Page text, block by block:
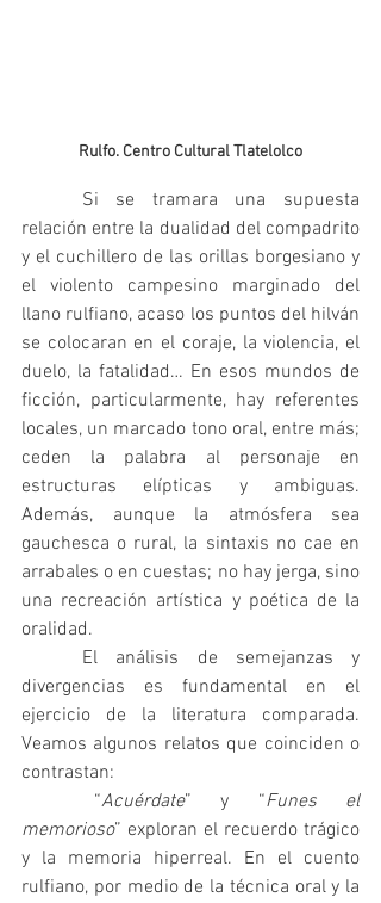
Rulfo. Centro Cultural Tlatelolco
relación entre la dualidad del compadrito
y el cuchillero de las orillas borgesiano y
el violento campesino marginado del
llano rulfiano, acaso los puntos del hilván
se colocaran en el coraje, la violencia, el
duelo, la fatalidad… En esos mundos de
ficción, particularmente, hay referentes
locales, un marcado tono oral, entre más;
ceden la palabra al personaje en
estructuras elípticas y ambiguas.
Además, aunque la atmósfera sea
gauchesca o rural, la sintaxis no cae en
arrabales o en cuestas; no hay jerga, sino
una recreación artística y poética de la
oralidad.
divergencias es fundamental en el
ejercicio de la literatura comparada.
Veamos algunos relatos que coinciden o
contrastan:
	“
Acuérdate” y “Funes el
memorioso” exploran el recuerdo trágico
y la memoria hiperreal. En el cuento
rulfiano, por medio de la técnica oral y la